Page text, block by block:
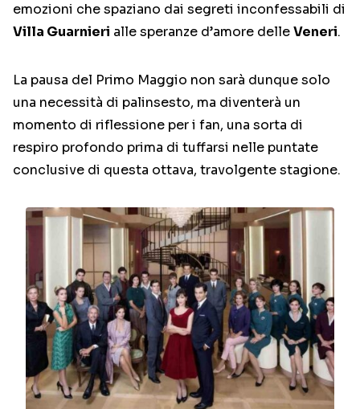
emozioni che spaziano dai segreti inconfessabili di
Villa Guarnieri alle speranze d’amore delleVeneri.
La pausa del Primo Maggio non sarà dunque solo
una necessità di palinsesto, ma diventerà un
momento di riflessione per i fan, una sorta di
respiro profondo prima di tuffarsi nelle puntate
conclusive di questa ottava, travolgente stagione.